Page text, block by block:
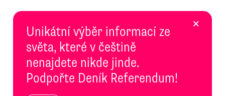
Unikátní výběr informací ze
světa, které v češtině
nenajdete nikde jinde.
Podpořte Deník Referendum!
×